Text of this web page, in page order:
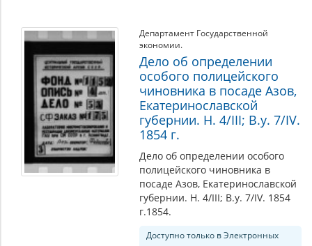
Департамент Государственной
экономии.
Дело об определении
особого полицейского
чиновника в посаде Азов,
Екатеринославской
губернии. Н. 4/III; В.у. 7/IV.
1854 г.
Дело об определении особого
полицейского чиновника в
посаде Азов, Екатеринославской
губернии. Н. 4/III; В.у. 7/IV. 1854
г.1854.
Доступно только в Электронных